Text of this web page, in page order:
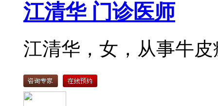
江清华 门诊医师
江清华，女，从事牛